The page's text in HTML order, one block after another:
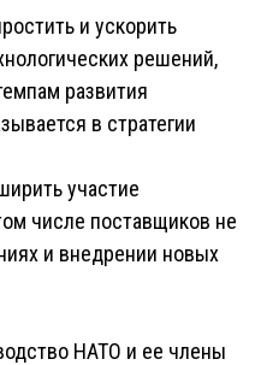
и ускорить
решений,
развития
в стратегии
участие
числе поставщиков не
и внедрении новых
НАТО и ее члены